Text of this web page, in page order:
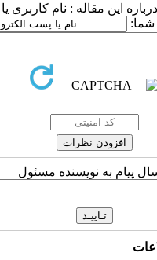
این مقاله : نام کاربری
پیام به نویسنده مسئول